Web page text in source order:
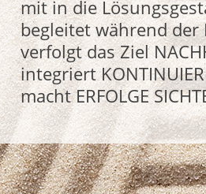
mit in die
begleitet während der
verfolgt das Ziel
integriert
macht ERFOLGE